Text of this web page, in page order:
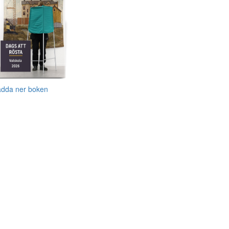
ner boken